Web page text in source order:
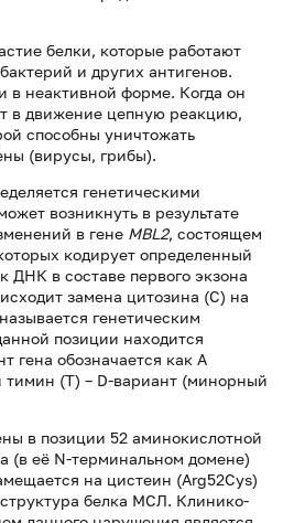
белки, которые работают
и других антигенов.
в неактивной форме. Когда он
в движение цепную реакцию,
способны уничтожать
(вирусы, грибы).
генетическими
возникнуть в результате
в гене MBL2, состоящем
кодирует определенный
ДНК в составе первого экзона
замена цитозина (С) на
генетическим
позиции находится
гена обозначается как А
тимин (Т) – D-вариант (минорный
в позиции 52 аминокислотной
(в её N-терминальном домене)
на цистеин (Arg52Cys)
белка МСЛ. Клинико-